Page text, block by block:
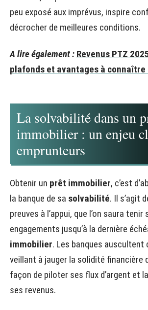
peu exposé aux imprévus, inspire
décrocher de meilleures conditions.
A lire également : Revenus PTZ
plafonds et avantages à connaître
La solvabilité dans un
immobilier : un enjeu
emprunteurs
Obtenir un prêt immobilier, c’est
la banque de sa solvabilité. Il s’agit
preuves à l’appui, que l’on saura tenir
engagements jusqu’à la dernière
immobilier. Les banques auscultent
veillant à jauger la solidité financière
façon de piloter ses flux d’argent et
ses revenus.